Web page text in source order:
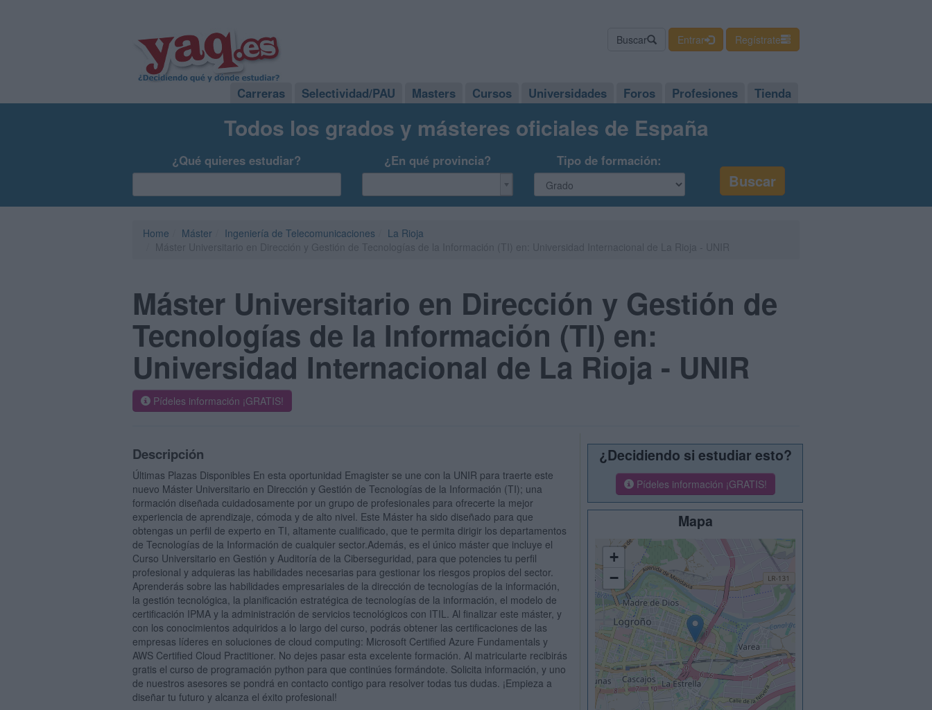
Buscar Entrar Regístrate
Carreras Selectividad/PAU Masters Cursos Universidades Foros Profesiones Tienda
Todos los grados y másteres oficiales de España
¿Qué quieres estudiar? ¿En qué provincia? Tipo de formación:
Home Máster Ingeniería de Telecomunicaciones
La Rioja
Máster Universitario en Dirección y Gestión de
Tecnologías de la Información (TI) en:
Universidad Internacional de La Rioja - UNIR
Pídeles información ¡GRATIS!
Descripción
Últimas Plazas Disponibles En esta oportunidad Emagister se une con la UNIR para traerte este
nuevo Máster Universitario en Dirección y Gestión de Tecnologías de la Información (TI); una
formación diseñada cuidadosamente por un grupo de profesionales para ofrecerte la mejor
experiencia de aprendizaje, cómoda y de alto nivel. Este Máster ha sido diseñado para que
obtengas un perfil de experto en TI, altamente cualificado, que te permita dirigir los departamentos
de Tecnologías de la Información de cualquier sector.Además, es el único máster que incluye el
Curso Universitario en Gestión y Auditoría de la Ciberseguridad, para que potencies tu perfil
profesional y adquieras las habilidades necesarias para gestionar los riesgos propios del sector.
Aprenderás sobre las habilidades empresariales de la dirección de tecnologías de la información,
la gestión tecnológica, la planificación estratégica de tecnologías de la información, el modelo de
certificación IPMA y la administración de servicios tecnológicos con ITIL. Al finalizar este máster, y
con los conocimientos adquiridos a lo largo del curso, podrás obtener las certificaciones de las
empresas líderes en soluciones de cloud computing: Microsoft Certified Azure Fundamentals y
AWS Certified Cloud Practitioner. No dejes pasar esta excelente formación. Al matricularte recibirás
gratis el curso de programación python para que continúes formándote. Solicita información, y uno
de nuestros asesores se pondrá en contacto contigo para resolver todas tus dudas. ¡Empieza a
diseñar tu futuro y alcanza el éxito profesional!
¿Decidiendo si estudiar esto?
Pídeles información ¡GRATIS!
Mapa
+
−